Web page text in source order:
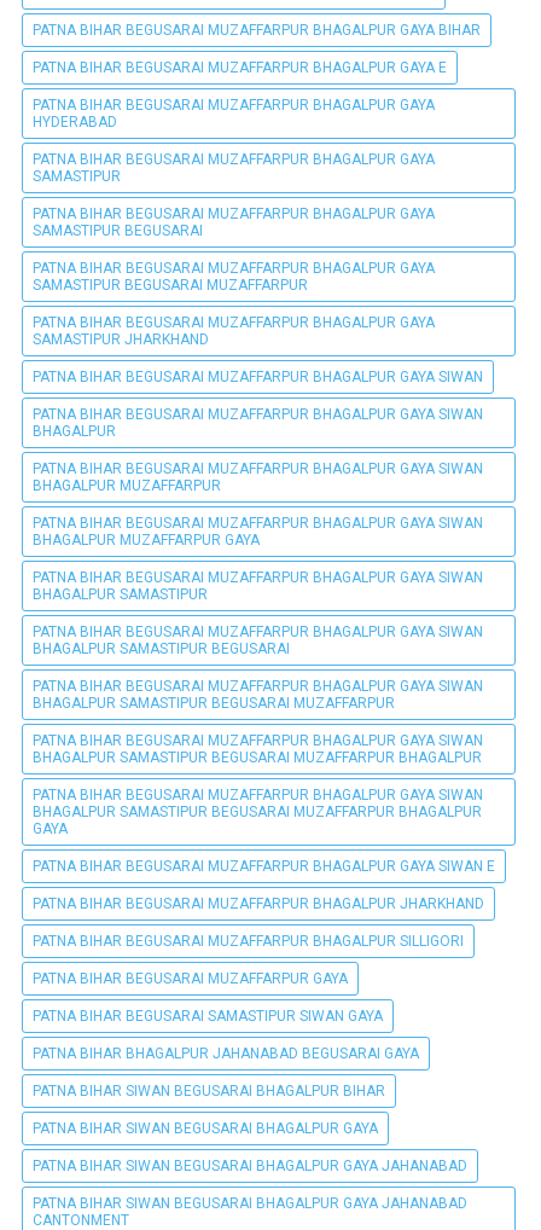
PATNA BIHAR BEGUSARAI MUZAFFARPUR BHAGALPUR GAYA BIHAR
PATNA BIHAR BEGUSARAI MUZAFFARPUR BHAGALPUR GAYA E
PATNA BIHAR BEGUSARAI MUZAFFARPUR BHAGALPUR GAYA
HYDERABAD
PATNA BIHAR BEGUSARAI MUZAFFARPUR BHAGALPUR GAYA
SAMASTIPUR
PATNA BIHAR BEGUSARAI MUZAFFARPUR BHAGALPUR GAYA
SAMASTIPUR BEGUSARAI
PATNA BIHAR BEGUSARAI MUZAFFARPUR BHAGALPUR GAYA
SAMASTIPUR BEGUSARAI MUZAFFARPUR
PATNA BIHAR BEGUSARAI MUZAFFARPUR BHAGALPUR GAYA
SAMASTIPUR JHARKHAND
PATNA BIHAR BEGUSARAI MUZAFFARPUR BHAGALPUR GAYA SIWAN
PATNA BIHAR BEGUSARAI MUZAFFARPUR BHAGALPUR GAYA SIWAN
BHAGALPUR
PATNA BIHAR BEGUSARAI MUZAFFARPUR BHAGALPUR GAYA SIWAN
BHAGALPUR MUZAFFARPUR
PATNA BIHAR BEGUSARAI MUZAFFARPUR BHAGALPUR GAYA SIWAN
BHAGALPUR MUZAFFARPUR GAYA
PATNA BIHAR BEGUSARAI MUZAFFARPUR BHAGALPUR GAYA SIWAN
BHAGALPUR SAMASTIPUR
PATNA BIHAR BEGUSARAI MUZAFFARPUR BHAGALPUR GAYA SIWAN
BHAGALPUR SAMASTIPUR BEGUSARAI
PATNA BIHAR BEGUSARAI MUZAFFARPUR BHAGALPUR GAYA SIWAN
BHAGALPUR SAMASTIPUR BEGUSARAI MUZAFFARPUR
PATNA BIHAR BEGUSARAI MUZAFFARPUR BHAGALPUR GAYA SIWAN
BHAGALPUR SAMASTIPUR BEGUSARAI MUZAFFARPUR BHAGALPUR
PATNA BIHAR BEGUSARAI MUZAFFARPUR BHAGALPUR GAYA SIWAN
BHAGALPUR SAMASTIPUR BEGUSARAI MUZAFFARPUR BHAGALPUR
GAYA
PATNA BIHAR BEGUSARAI MUZAFFARPUR BHAGALPUR GAYA SIWAN E
PATNA BIHAR BEGUSARAI MUZAFFARPUR BHAGALPUR JHARKHAND
PATNA BIHAR BEGUSARAI MUZAFFARPUR BHAGALPUR SILLIGORI
PATNA BIHAR BEGUSARAI MUZAFFARPUR GAYA
PATNA BIHAR BEGUSARAI SAMASTIPUR SIWAN GAYA
PATNA BIHAR BHAGALPUR JAHANABAD BEGUSARAI GAYA
PATNA BIHAR SIWAN BEGUSARAI BHAGALPUR BIHAR
PATNA BIHAR SIWAN BEGUSARAI BHAGALPUR GAYA
PATNA BIHAR SIWAN BEGUSARAI BHAGALPUR GAYA JAHANABAD
PATNA BIHAR SIWAN BEGUSARAI BHAGALPUR GAYA JAHANABAD
CANTONMENT